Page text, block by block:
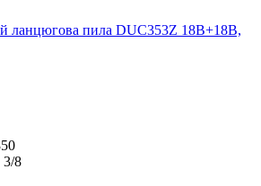
ланцюгова пила DUC353Z 18В+18В,
3/8